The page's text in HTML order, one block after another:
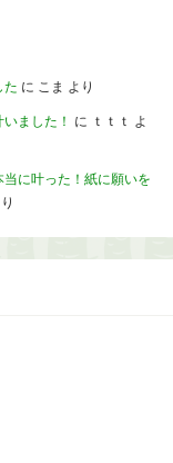
た に こま より
ました！ に ｔｔｔ よ
に叶った！紙に願いを